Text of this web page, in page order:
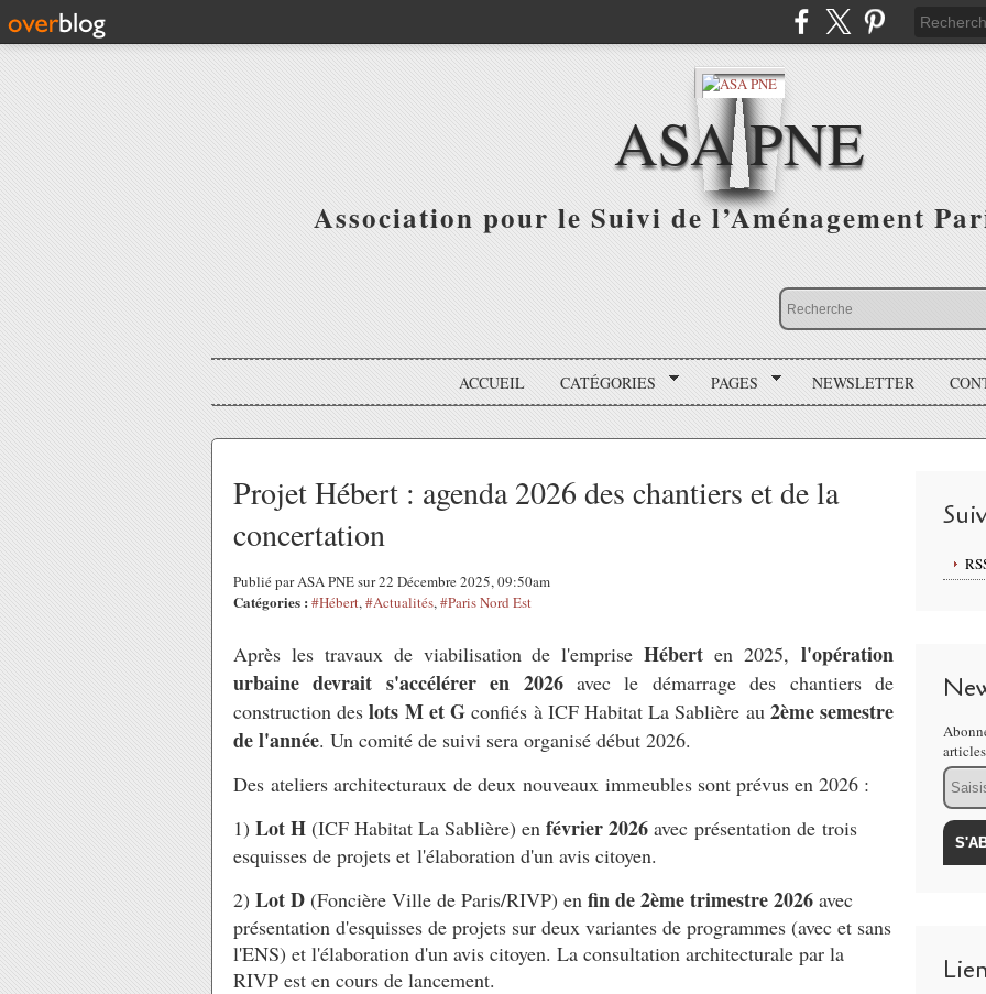
ASA PNE
Association pour le Suivi de l’Aménagement
ACCUEIL CATÉGORIES PAGES NEWSLETTER
Projet Hébert : agenda 2026 des chantiers et de la
concertation
Publié par ASA PNE sur 22 Décembre 2025, 09:50am
Catégories : #Hébert,#Actualités,#Paris Nord Est
Après les travaux de viabilisation de l'empriseHébert en 2025,l'opération
urbaine devrait s'accélérer en 2026avec le démarrage des chantiers de
construction deslots M et G confiés à ICF Habitat La Sablière au 2ème semestre
de l'année. Un comité de suivi sera organisé début 2026.
Des ateliers architecturaux de deux nouveaux immeubles sont prévus en 2026 :
1) Lot H (ICF Habitat La Sablière) en février 2026 avec présentation de trois
esquisses de projets et l'élaboration d'un avis citoyen.
2) Lot D (Foncière Ville de Paris/RIVP) en fin de 2ème trimestre 2026 avec
présentation d'esquisses de projets sur deux variantes de programmes (avec et sans
l'ENS) et l'élaboration d'un avis citoyen. La consultation architecturale par la
RIVP est en cours de lancement.
Email